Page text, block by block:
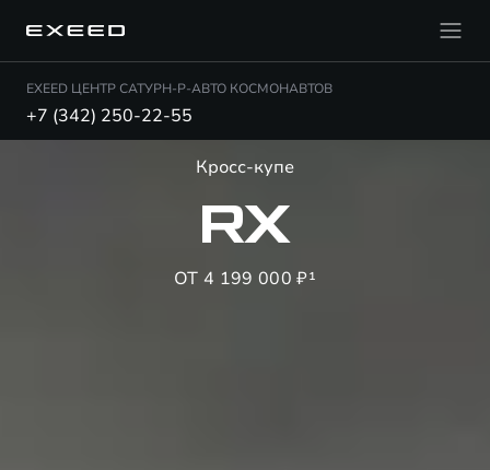
EXEED ЦЕНТР САТУРН-Р-АВТО КОСМОНАВТОВ
+7 (342) 250-22-55
Кросс-купе
RX
ОТ 4 199 000 ₽¹